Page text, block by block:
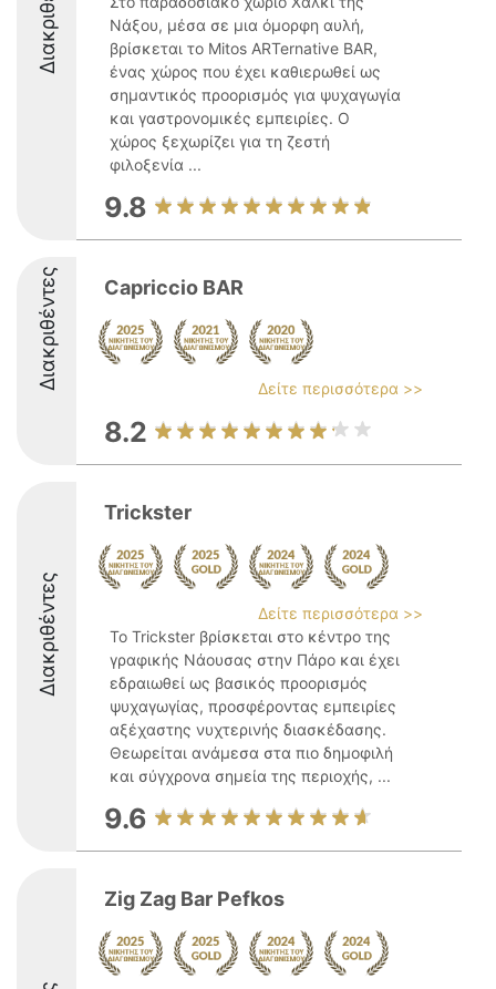
Νάξου, μέσα σε μια όμορφη αυλή,
βρίσκεται το Mitos ARTernative BAR,
ένας χώρος που έχει καθιερωθεί ως
σημαντικός προορισμός για ψυχαγωγία
και γαστρονομικές εμπειρίες. Ο
χώρος ξεχωρίζει για τη ζεστή
φιλοξενία ...
9.8
Διακριθέντες Capriccio BAR
Δείτε περισσότερα >>
8.2
Διακριθέντες
Trickster
Δείτε περισσότερα >>
Το Trickster βρίσκεται στο κέντρο της
γραφικής Νάουσας στην Πάρο και έχει
εδραιωθεί ως βασικός προορισμός
ψυχαγωγίας, προσφέροντας εμπειρίες
αξέχαστης νυχτερινής διασκέδασης.
Θεωρείται ανάμεσα στα πιο δημοφιλή
και σύγχρονα σημεία της περιοχής, ...
9.6
Zig Zag Bar Pefkos